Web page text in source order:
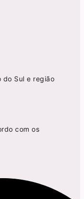
do Sul e região
com os